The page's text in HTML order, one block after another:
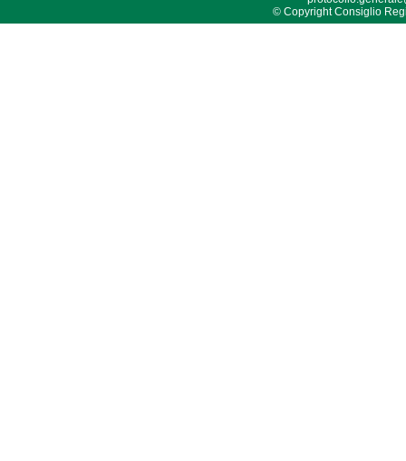
© Copyright Consiglio